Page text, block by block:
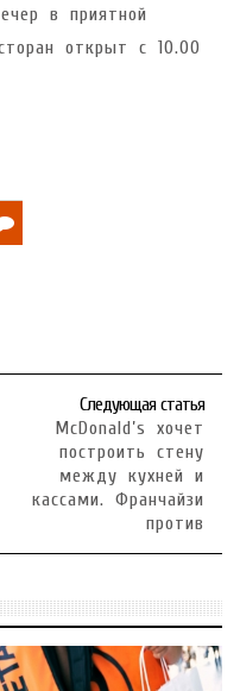
в приятной
открыт с 10.00
Следующая статья
McDonald’s хочет
построить стену
между кухней и
кассами. Франчайзи
против